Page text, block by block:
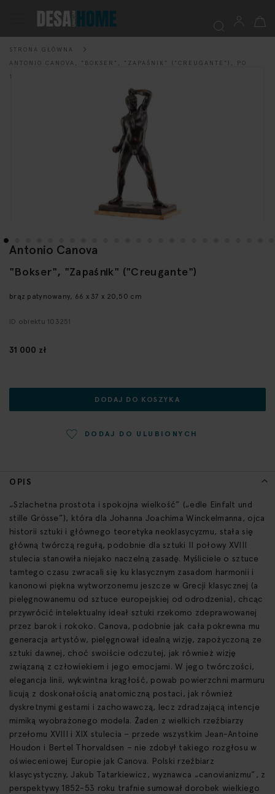
Mój
STRONA GŁÓWNA
ANTONIO CANOVA, "BOKSER", "ZAPAŚNIK" ("CREUGANTE"), PO
1802
Przejdź
Przejdź
galerii
OPIS
„Szlachetna prostota i spokojna wielkość” („edle Einfalt und
stille Grösse”), która dla Johanna Joachima Winckelmanna, ojca
historii sztuki i głównego teoretyka neoklasycyzmu, stała się
główną twórczą regułą, podobnie dla sztuki II połowy XVIII
stulecia stanowiła niejako naczelną zasadę. Myśliciele o sztuce
tamtego czasu zwracali się ku klasycznym zasadom harmonii i
kanonowi piękna wytworzonemu jeszcze w Grecji klasycznej (a
pielęgnowanemu od sztuce europejskiej od odrodzenia), chcąc
przywrócić intelektualny ideał sztuki rzekomo zdeprawowanej
przez barok i rokoko. Canova, podobnie jak cała pokrewna mu
generacja artystów, pielęgnował idealną wizję, zapożyczoną ze
sztuki dawnej, choć swoiście odczutej, jak również wizję
związaną z człowiekiem i jego emocjami. W jego twórczości,
elegancja linii, wykwintna krągłość, powab powierzchni marmuru
licują z doskonałością anatomiczną postaci, jak również
dyskretnymi gestami i zachowawczą, lecz zdradzającą intencje
mimiką wyobrażonego modela. Żaden z wielkich rzeźbiarzy
przełomu XVIII i XIX stulecia – przede wszystkim Jean-Antoine
Houdon i Bertel Thorvaldsen – nie zdobył takiego rozgłosu w
oświeceniowej Europie jak Canova. Polski rzeźbiarz
klasycystyczny, Jakub Tatarkiewicz, wyznawca „canovianizmu”, z
perspektywy 1852-53 roku trafnie sumował dorobek wielkiego
Antonio Canova
brąz patynowany, 66 x 37 x 20,50 cm
"Bokser", "Zapaśnik" ("Creugante")
ID obiektu 103251
31 000 zł
DODAJ DO KOSZYKA
DODAJ DO ULUBIONYCH